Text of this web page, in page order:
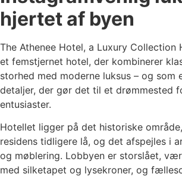
hjertet af byen
The Athenee Hotel, a Luxury Collection
et femstjernet hotel, der kombinerer
storhed med moderne luksus – og
detaljer, der gør det til et drømmested
entusiaster.
Hotellet ligger på det historiske
residens tidligere lå, og det afspejles i
og møblering. Lobbyen er storslået,
med silketapet og lysekroner, og